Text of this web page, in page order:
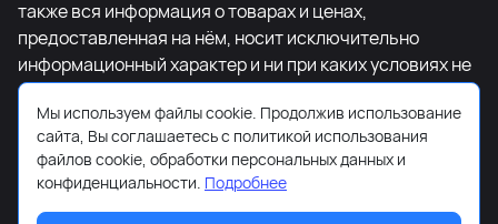
также вся информация о товарах и ценах,
предоставленная на нём, носит исключительно
информационный характер и ни при каких условиях не
является публичной офертой, определяемой
положениями Статьи 437 Гражданского кодекса
Российской Федерации. Для получения подробной
информации о наличии и стоимости указанных
товаров и (или) услуг, пожалуйста, обращайтесь к
Мы используем файлы cookie. Продолжив использование
сайта, Вы соглашаетесь с политикой использования
файлов cookie, обработки персональных данных и
конфиденциальности. Подробнее